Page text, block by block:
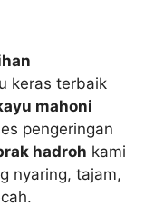
keras terbaik
mahoni
pengeringan
hadroh kami
nyaring, tajam,